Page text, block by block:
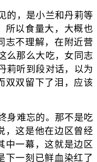
，是小兰和丹莉等
所以食量大，大概也
志不理解，在附近营
么那么大吃，女同志
莉听到段对话，以为
双双留下了泪，应该
难忘的。那不是吃
，这是他在边区曾经
中一幕，这就是边区
下一刻已鲜血染红了